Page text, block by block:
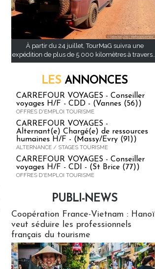
À partir du 24 juillet, TourMaG suivra une
expédition de plus de 5 000 kilomètres à travers...
LES ANNONCES
CARREFOUR VOYAGES - Conseiller
voyages H/F - CDD - (Vannes (56))
OFFRES D'EMPLOI TOURISME
CARREFOUR VOYAGES -
Alternant(e) Chargé(e) de ressources
humaines H/F - (Massy/Evry (91))
ALTERNANCE / STAGES TOURISME
CARREFOUR VOYAGES - Conseiller
voyages H/F - CDI - (St Brice (77))
OFFRES D'EMPLOI TOURISME
PUBLI-NEWS
Coopération France-Vietnam : Hanoï
veut séduire les professionnels
français du tourisme